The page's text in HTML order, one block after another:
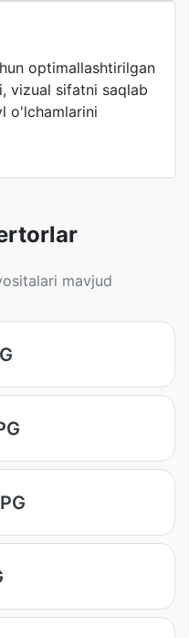
optimallashtirilgan
vizual sifatni saqlab
o'lchamlarini
mavjud